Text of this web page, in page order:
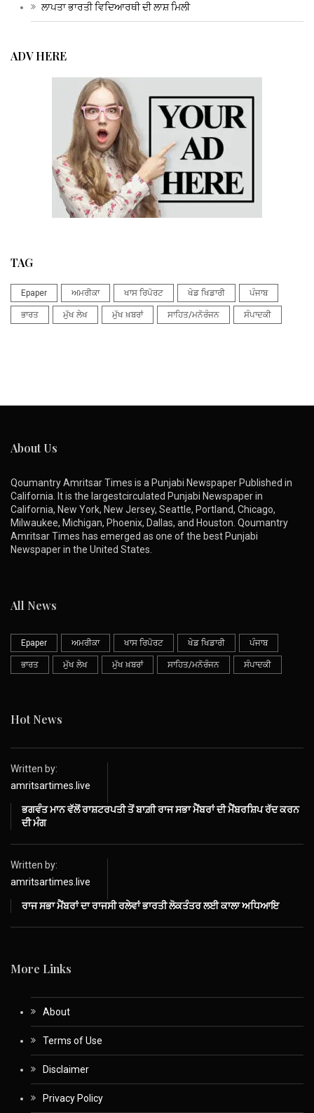
ਲਾਪਤਾ ਭਾਰਤੀ ਵਿਦਿਆਰਥੀ ਦੀ ਲਾਸ਼ ਮਿਲੀ
ADV HERE
TAG
Epaper ਅਮਰੀਕਾ ਖਾਸ ਰਿਪੋਰਟ ਖੇਡ ਖਿਡਾਰੀ ਪੰਜਾਬ
ਭਾਰਤ ਮੁੱਖ ਲੇਖ ਮੁੱਖ ਖ਼ਬਰਾਂ ਸਾਹਿਤ/ਮਨੋਰੰਜਨ ਸੰਪਾਦਕੀ
About Us
Qoumantry Amritsar Times is a Punjabi Newspaper Published in
California. It is the largestcirculated Punjabi Newspaper in
California, New York, New Jersey, Seattle, Portland, Chicago,
Milwaukee, Michigan, Phoenix, Dallas, and Houston. Qoumantry
Amritsar Times has emerged as one of the best Punjabi
Newspaper in the United States.
All News
Epaper ਅਮਰੀਕਾ ਖਾਸ ਰਿਪੋਰਟ ਖੇਡ ਖਿਡਾਰੀ ਪੰਜਾਬ
ਭਾਰਤ ਮੁੱਖ ਲੇਖ ਮੁੱਖ ਖ਼ਬਰਾਂ ਸਾਹਿਤ/ਮਨੋਰੰਜਨ ਸੰਪਾਦਕੀ
Hot News
Written by:
amritsartimes.live
ਭਗਵੰਤ ਮਾਨ ਵੱਲੋਂ ਰਾਸ਼ਟਰਪਤੀ ਤੋਂ ਬਾਗ਼ੀ ਰਾਜ ਸਭਾ ਮੈਂਬਰਾਂ ਦੀ ਮੈਂਬਰਸ਼ਿਪ ਰੱਦ ਕਰਨ
ਦੀ ਮੰਗ
Written by:
amritsartimes.live
ਰਾਜ ਸਭਾ ਮੈਂਬਰਾਂ ਦਾ ਰਾਜਸੀ ਰਲੇਵਾਂ ਭਾਰਤੀ ਲੋਕਤੰਤਰ ਲਈ ਕਾਲਾ ਅਧਿਆਇ
More Links
About
Terms of Use
Disclaimer
Privacy Policy